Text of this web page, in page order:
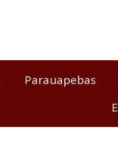
Parauapebas